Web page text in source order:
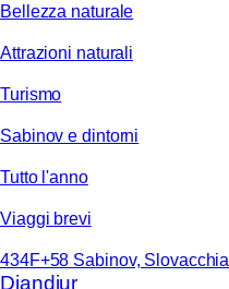
Bellezza naturale
Attrazioni naturali
Turismo
Sabinov e dintorni
Tutto l'anno
Viaggi brevi
434F+58 Sabinov, Slovacchia
Djandjur